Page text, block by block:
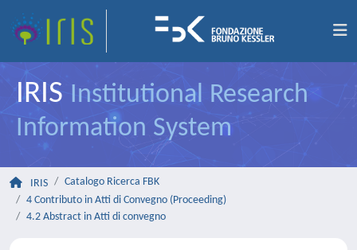
IRIS Institutional Research
Information System
IRIS
Catalogo Ricerca FBK
4 Contributo in Atti di Convegno (Proceeding)
4.2 Abstract in Atti di convegno